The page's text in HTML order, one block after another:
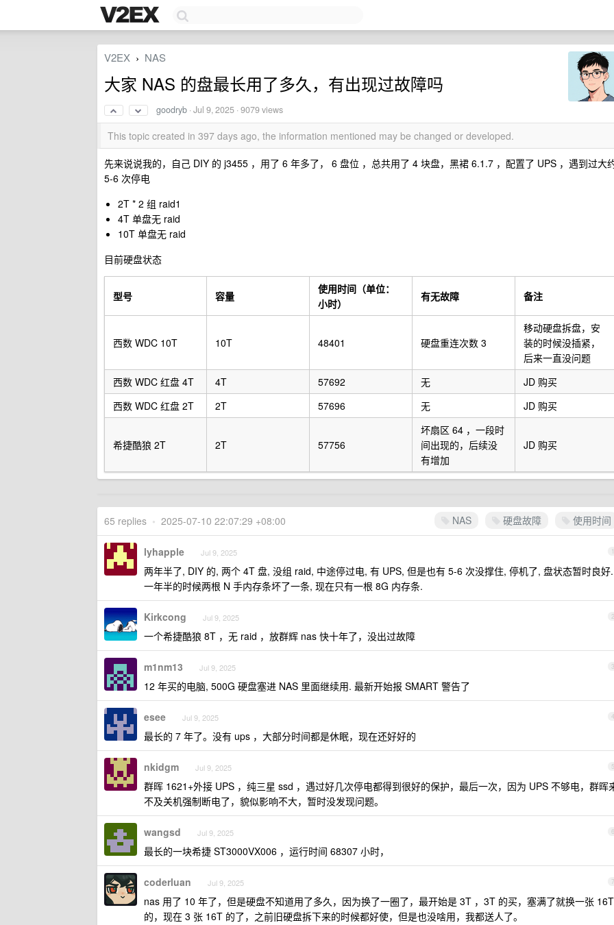
V2EX › NAS
大家 NAS 的盘最长用了多久，有出现过故障吗
goodryb ·Jul 9, 2025 · 9079 views
This topic created in 397 days ago, the information mentioned may be changed or developed.
先来说说我的，自己 DIY 的 j3455 ，用了 6 年多了， 6 盘位 ，总共用了 4 块盘，黑裙 6.1.7 ，配置了 UPS ，遇到过大
5-6 次停电
2T * 2 组 raid1
4T 单盘无 raid
10T 单盘无 raid
目前硬盘状态
型号 容量
使用时间（单位：
小时）
有无故障 备注
西数 WDC 10T 10T 48401 硬盘重连次数 3
移动硬盘拆盘，安
装的时候没插紧，
后来一直没问题
西数 WDC 红盘 4T
4T 57692 无
JD 购买
西数 WDC 红盘 2T
2T 57696 无 JD 购买
希捷酷狼 2T 2T 57756
坏扇区 64 ，一段时
间出现的，后续没
有增加
JD 购买
NAS 硬盘故障 使用时间
65 replies • 2025-07-10 22:07:29 +08:00
1
lyhapple Jul 9, 2025
两年半了, DIY 的, 两个 4T 盘, 没组 raid, 中途停过电, 有 UPS, 但是也有 5-6 次没撑住, 停机了, 盘状态暂时良好.
一年半的时候两根 N 手内存条坏了一条, 现在只有一根 8G 内存条.
2
Kirkcong Jul 9, 2025
一个希捷酷狼 8T ，无 raid ，放群辉 nas 快十年了，没出过故障
3
m1nm13 Jul 9, 2025
12 年买的电脑, 500G 硬盘塞进 NAS 里面继续用. 最新开始报 SMART 警告了
4
esee Jul 9, 2025
最长的 7 年了。没有 ups ，大部分时间都是休眠，现在还好好的
5
nkidgm Jul 9, 2025
群晖 1621+外接 UPS ，纯三星 ssd ，遇过好几次停电都得到很好的保护，最后一次，因为 UPS 不够电，群晖
不及关机强制断电了，貌似影响不大，暂时没发现问题。
6
wangsd Jul 9, 2025
最长的一块希捷 ST3000VX006 ，运行时间 68307 小时，
7
coderluan Jul 9, 2025
nas 用了 10 年了，但是硬盘不知道用了多久，因为换了一圈了，最开始是 3T ，3T 的买，塞满了就换一张 16T
的，现在 3 张 16T 的了，之前旧硬盘拆下来的时候都好使，但是也没啥用，我都送人了。